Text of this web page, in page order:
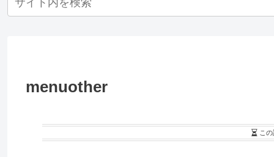
menuother
こ